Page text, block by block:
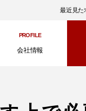
最近見た
PROFILE
会社情報